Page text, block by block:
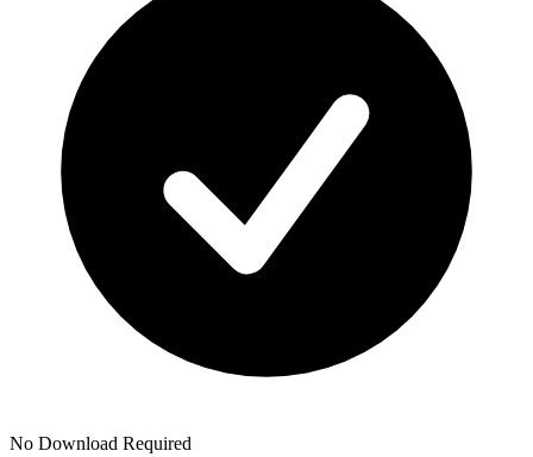
No Download Required